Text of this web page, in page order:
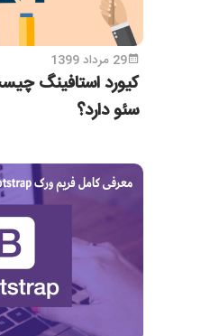
29 مرداد 1399
کیورد استافینگ
سئو دارد؟